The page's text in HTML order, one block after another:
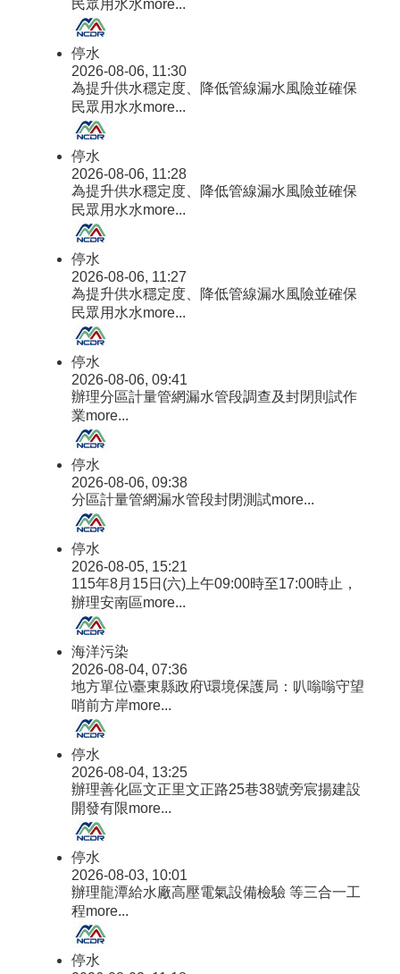
民眾用水水more...
停水
2026-08-06, 11:30
為提升供水穩定度、降低管線漏水風險並確保
民眾用水水more...
停水
2026-08-06, 11:28
為提升供水穩定度、降低管線漏水風險並確保
民眾用水水more...
停水
2026-08-06, 11:27
為提升供水穩定度、降低管線漏水風險並確保
民眾用水水more...
停水
2026-08-06, 09:41
辦理分區計量管網漏水管段調查及封閉則試作
業more...
停水
2026-08-06, 09:38
分區計量管網漏水管段封閉測試more...
停水
2026-08-05, 15:21
115年8月15日(六)上午09:00時至17:00時止，
辦理安南區more...
海洋污染
2026-08-04, 07:36
地方單位\臺東縣政府\環境保護局：叭嗡嗡守望
哨前方岸more...
停水
2026-08-04, 13:25
辦理善化區文正里文正路25巷38號旁宸揚建設
開發有限more...
停水
2026-08-03, 10:01
辦理龍潭給水廠高壓電氣設備檢驗 等三合一工
程more...
停水